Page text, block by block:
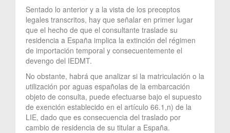
Sentado lo anterior y a la vista de los preceptos
legales transcritos, hay que señalar en primer lugar
que el hecho de que el consultante traslade su
residencia a España implica la extinción del régimen
de importación temporal y consecuentemente el
devengo del IEDMT.
No obstante, habrá que analizar si la matriculación o la
utilización por aguas españolas de la embarcación
objeto de consulta, puede efectuarse bajo el supuesto
de exención establecido en el artículo 66.1,n) de la
LIE, dado que es consecuencia del traslado por
cambio de residencia de su titular a España.